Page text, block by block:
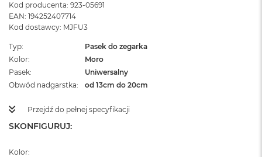
Kod producenta: 923-05691
EAN: 194252407714
Kod dostawcy: MJFU3
Typ
Pasek do zegarka
Kolor
Moro
Pasek
Uniwersalny
Obwód nadgarstka
od 13cm do 20cm
Przejdź do pełnej specyfikacji
SKONFIGURUJ:
Kolor: